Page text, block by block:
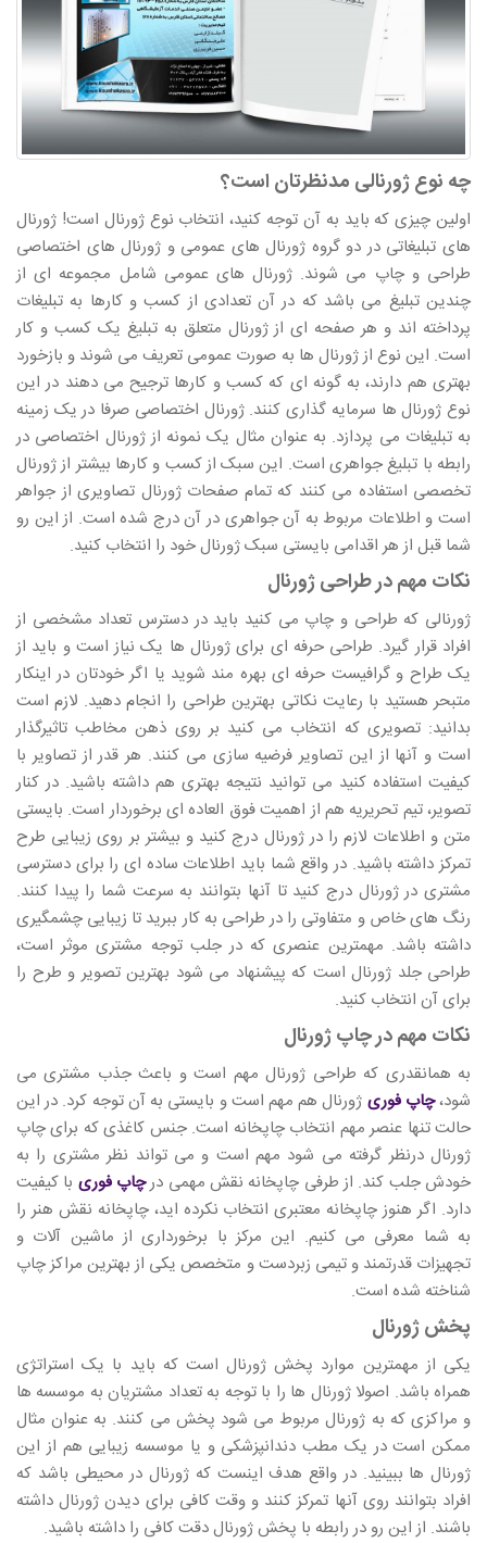
چه نوع ژورنالی مدنظرتان است؟
اولین چیزی که باید به آن توجه کنید، انتخاب نوع ژورنال است! ژورنال
های تبلیغاتی در دو گروه ژورنال های عمومی و ژورنال های اختصاصی
طراحی و چاپ می شوند. ژورنال های عمومی شامل مجموعه ای از
چندین تبلیغ می باشد که در آن تعدادی از کسب و کارها به تبلیغات
پرداخته اند و هر صفحه ای از ژورنال متعلق به تبلیغ یک کسب و کار
است. این نوع از ژورنال ها به صورت عمومی تعریف می شوند و بازخورد
بهتری هم دارند، به گونه ای که کسب و کارها ترجیح می دهند در این
نوع ژورنال ها سرمایه گذاری کنند. ژورنال اختصاصی صرفا در یک زمینه
به تبلیغات می پردازد. به عنوان مثال یک نمونه از ژورنال اختصاصی در
رابطه با تبلیغ جواهری است. این سبک از کسب و کارها بیشتر از ژورنال
تخصصی استفاده می کنند که تمام صفحات ژورنال تصاویری از جواهر
است و اطلاعات مربوط به آن جواهری در آن درج شده است. از این رو
شما قبل از هر اقدامی بایستی سبک ژورنال خود را انتخاب کنید.
نکات مهم در طراحی ژورنال
ژورنالی که طراحی و چاپ می کنید باید در دسترس تعداد مشخصی از
افراد قرار گیرد. طراحی حرفه ای برای ژورنال ها یک نیاز است و باید از
یک طراح و گرافیست حرفه ای بهره مند شوید یا اگر خودتان در اینکار
متبحر هستید با رعایت نکاتی بهترین طراحی را انجام دهید. لازم است
بدانید: تصویری که انتخاب می کنید بر روی ذهن مخاطب تاثیرگذار
است و آنها از این تصاویر فرضیه سازی می کنند. هر قدر از تصاویر با
کیفیت استفاده کنید می توانید نتیجه بهتری هم داشته باشید. در کنار
تصویر، تیم تحریریه هم از اهمیت فوق العاده ای برخوردار است. بایستی
متن و اطلاعات لازم را در ژورنال درج کنید و بیشتر بر روی زیبایی طرح
تمرکز داشته باشید. در واقع شما باید اطلاعات ساده ای را برای دسترسی
مشتری در ژورنال درج کنید تا آنها بتوانند به سرعت شما را پیدا کنند.
رنگ های خاص و متفاوتی را در طراحی به کار ببرید تا زیبایی چشمگیری
داشته باشد. مهمترین عنصری که در جلب توجه مشتری موثر است،
طراحی جلد ژورنال است که پیشنهاد می شود بهترین تصویر و طرح را
برای آن انتخاب کنید.
نکات مهم در چاپ ژورنال
به همانقدری که طراحی ژورنال مهم است و باعث جذب مشتری می
شود،چاپ فوری ژورنال هم مهم است و بایستی به آن توجه کرد. در این
حالت تنها عنصر مهم انتخاب چاپخانه است. جنس کاغذی که برای چاپ
ژورنال درنظر گرفته می شود مهم است و می تواند نظر مشتری را به
خودش جلب کند. از طرفی چاپخانه نقش مهمی درچاپ فوری با کیفیت
دارد. اگر هنوز چاپخانه معتبری انتخاب نکرده اید، چاپخانه نقش هنر را
به شما معرفی می کنیم. این مرکز با برخورداری از ماشین آلات و
تجهیزات قدرتمند و تیمی زبردست و متخصص یکی از بهترین مراکز چاپ
شناخته شده است.
پخش ژورنال
یکی از مهمترین موارد پخش ژورنال است که باید با یک استراتژی
همراه باشد. اصولا ژورنال ها را با توجه به تعداد مشتریان به موسسه ها
و مراکزی که به ژورنال مربوط می شود پخش می کنند. به عنوان مثال
ممکن است در یک مطب دندانپزشکی و یا موسسه زیبایی هم از این
ژورنال ها ببینید. در واقع هدف اینست که ژورنال در محیطی باشد که
افراد بتوانند روی آنها تمرکز کنند و وقت کافی برای دیدن ژورنال داشته
باشند. از این رو در رابطه با پخش ژورنال دقت کافی را داشته باشید.